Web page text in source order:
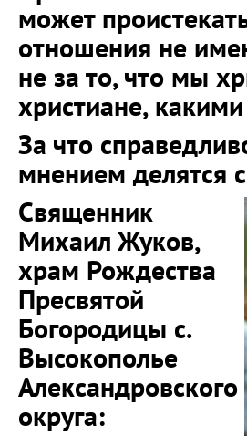
может
отношения не
не за то, что мы
христиане,
За что
мнением делятся
Священник
Михаил Жуков,
храм Рождества
Пресвятой
Богородицы с.
Высокополье
Александровского
округа: